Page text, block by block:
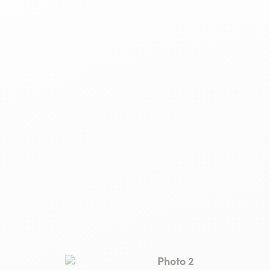
Photo 2, © la belle iloise